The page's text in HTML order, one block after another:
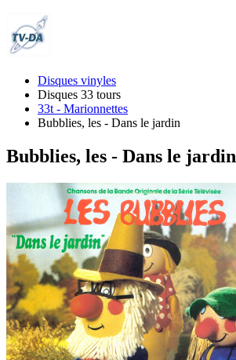
Disques vinyles
Disques 33 tours
33t - Marionnettes
Bubblies, les - Dans le jardin
Bubblies, les - Dans le jardin